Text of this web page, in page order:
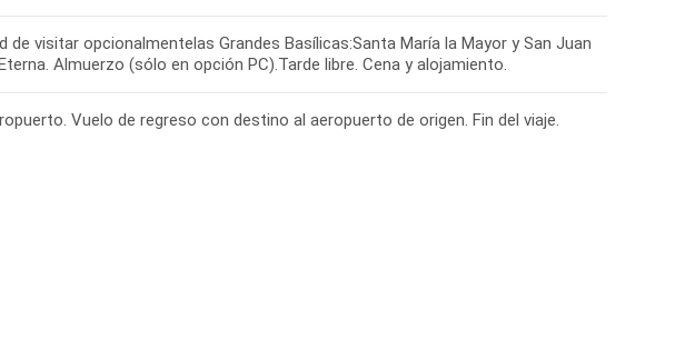
de visitar opcionalmentelas Grandes Basílicas:Santa María la Mayor y San Juan
Almuerzo (sólo en opción PC).Tarde libre. Cena y alojamiento.
Vuelo de regreso con destino al aeropuerto de origen. Fin del viaje.